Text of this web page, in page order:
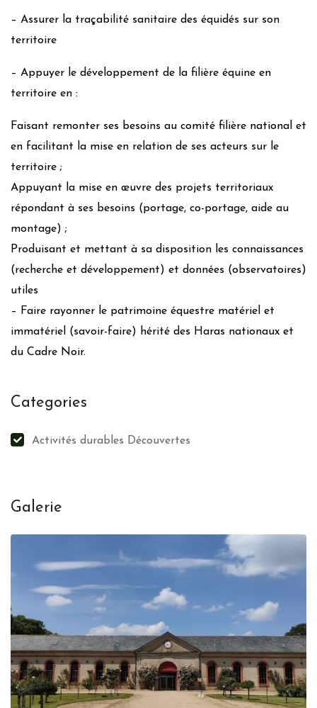
– Assurer la traçabilité sanitaire des équidés sur son
territoire
– Appuyer le développement de la filière équine en
territoire en :
Faisant remonter ses besoins au comité filière national et
en facilitant la mise en relation de ses acteurs sur le
territoire ;
Appuyant la mise en œuvre des projets territoriaux
répondant à ses besoins (portage, co-portage, aide au
montage) ;
Produisant et mettant à sa disposition les connaissances
(recherche et développement) et données (observatoires)
utiles
– Faire rayonner le patrimoine équestre matériel et
immatériel (savoir-faire) hérité des Haras nationaux et
du Cadre Noir.
Categories
Activités durables Découvertes
Galerie